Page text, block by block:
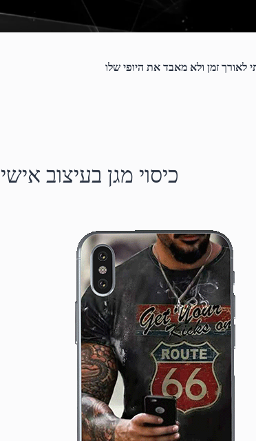
לאורך זמן ולא מאבד את היופי שלו
כיסוי מגן בעיצוב אישי